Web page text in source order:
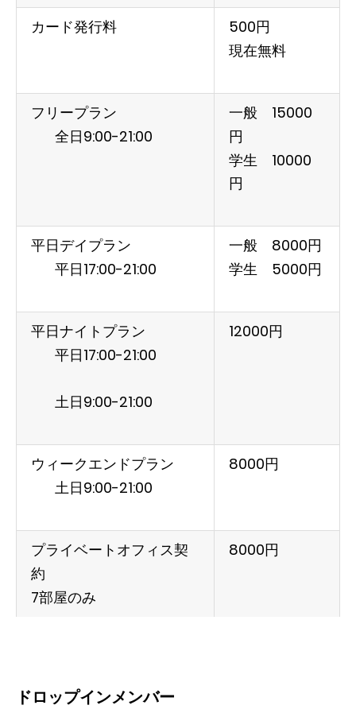
カード発行料
500円
現在無料
フリープラン
全日9:00-21:00
一般 15000
円
学生 10000
円
平日デイプラン
平日17:00-21:00
一般 8000円
学生 5000円
平日ナイトプラン
平日17:00-21:00
土日9:00-21:00
12000円
ウィークエンドプラン
土日9:00-21:00
8000円
プライベートオフィス契
約
7部屋のみ
8000円
ドロップインメンバー